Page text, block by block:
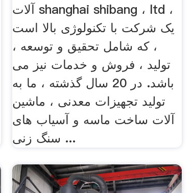
آلات shanghai shibang ، ltd ،
یک شرکت با تکنولوژی بالا است
، که شامل تحقیق و توسعه ،
تولید ، فروش و خدمات نیز می
باشد. در 20 سال گذشته ، ما به
تولید تجهیزات معدنی ، ماشین
آلات ساخت ماسه و آسیاب های
سنگ زنی ...